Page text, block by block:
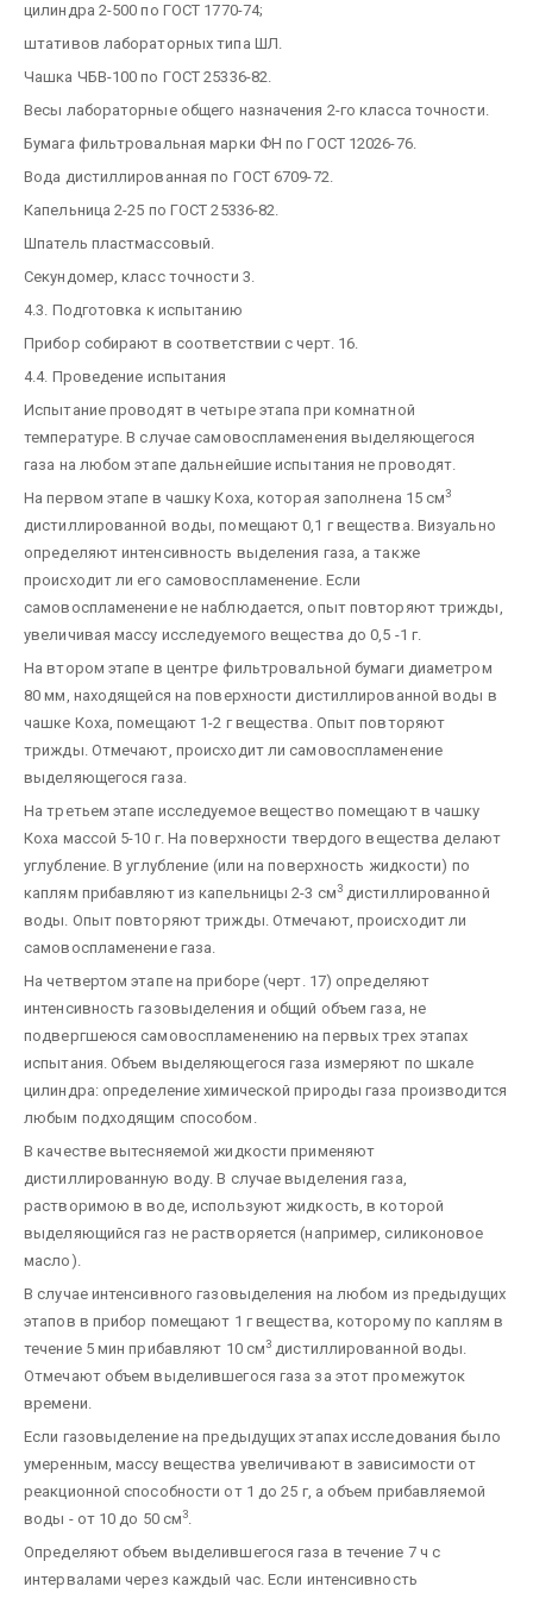
цилиндра 2-500 по ГОСТ 1770-74;
штативов лабораторных типа ШЛ.
Чашка ЧБВ-100 по ГОСТ 25336-82.
Весы лабораторные общего назначения 2-го класса точности.
Бумага фильтровальная марки ФН по ГОСТ 12026-76.
Вода дистиллированная по ГОСТ 6709-72.
Капельница 2-25 по ГОСТ 25336-82.
Шпатель пластмассовый.
Секундомер, класс точности 3.
4.3. Подготовка к испытанию
Прибор собирают в соответствии с черт. 16.
4.4. Проведение испытания
Испытание проводят в четыре этапа при комнатной
температуре. В случае самовоспламенения выделяющегося
газа на любом этапе дальнейшие испытания не проводят.
На первом этапе в чашку Коха, которая заполнена 15 см3
дистиллированной воды, помещают 0,1 г вещества. Визуально
определяют интенсивность выделения газа, а также
происходит ли его самовоспламенение. Если
самовоспламенение не наблюдается, опыт повторяют трижды,
увеличивая массу исследуемого вещества до 0,5 -1 г.
На втором этапе в центре фильтровальной бумаги диаметром
80 мм, находящейся на поверхности дистиллированной воды в
чашке Коха, помещают 1-2 г вещества. Опыт повторяют
трижды. Отмечают, происходит ли самовоспламенение
выделяющегося газа.
На третьем этапе исследуемое вещество помещают в чашку
Коха массой 5-10 г. На поверхности твердого вещества делают
углубление. В углубление (или на поверхность жидкости) по
каплям прибавляют из капельницы 2-3 см3дистиллированной
воды. Опыт повторяют трижды. Отмечают, происходит ли
самовоспламенение газа.
На четвертом этапе на приборе (черт. 17) определяют
интенсивность газовыделения и общий объем газа, не
подвергшеюся самовоспламенению на первых трех этапах
испытания. Объем выделяющегося газа измеряют по шкале
цилиндра: определение химической природы газа производится
любым подходящим способом.
В качестве вытесняемой жидкости применяют
дистиллированную воду. В случае выделения газа,
растворимою в воде, используют жидкость, в которой
выделяющийся газ не растворяется (например, силиконовое
масло).
В случае интенсивного газовыделения на любом из предыдущих
этапов в прибор помещают 1 г вещества, которому по каплям в
течение 5 мин прибавляют 10 см3 дистиллированной воды.
Отмечают объем выделившегося газа за этот промежуток
времени.
Если газовыделение на предыдущих этапах исследования было
умеренным, массу вещества увеличивают в зависимости от
реакционной способности от 1 до 25 г, а объем прибавляемой
воды - от 10 до 50 см3
Определяют объем выделившегося газа в течение 7 ч с
интервалами через каждый час. Если интенсивность